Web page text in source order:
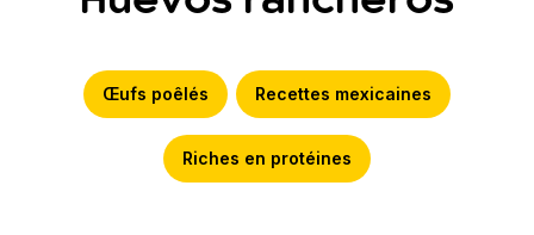
Œufs poêlés Recettes mexicaines
Riches en protéines